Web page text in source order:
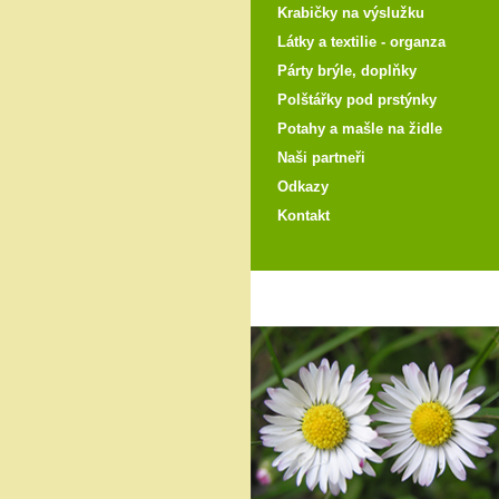
Krabičky na výslužku
Látky a textilie - organza
Párty brýle, doplňky
Polštářky pod prstýnky
Potahy a mašle na židle
Naši partneři
Odkazy
Kontakt